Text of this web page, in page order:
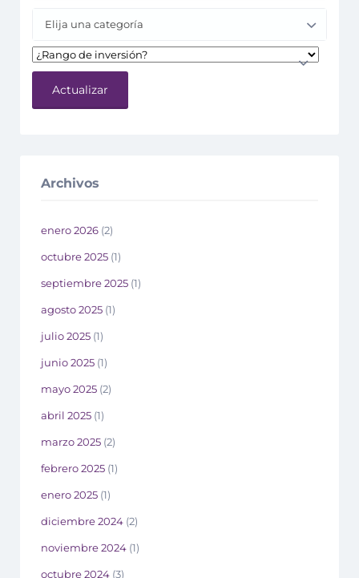
Elija una categoría
Actualizar
Archivos
enero 2026 (2)
octubre 2025 (1)
septiembre 2025 (1)
agosto 2025 (1)
julio 2025 (1)
junio 2025 (1)
mayo 2025 (2)
abril 2025 (1)
marzo 2025 (2)
febrero 2025 (1)
enero 2025 (1)
diciembre 2024 (2)
noviembre 2024 (1)
octubre 2024 (3)